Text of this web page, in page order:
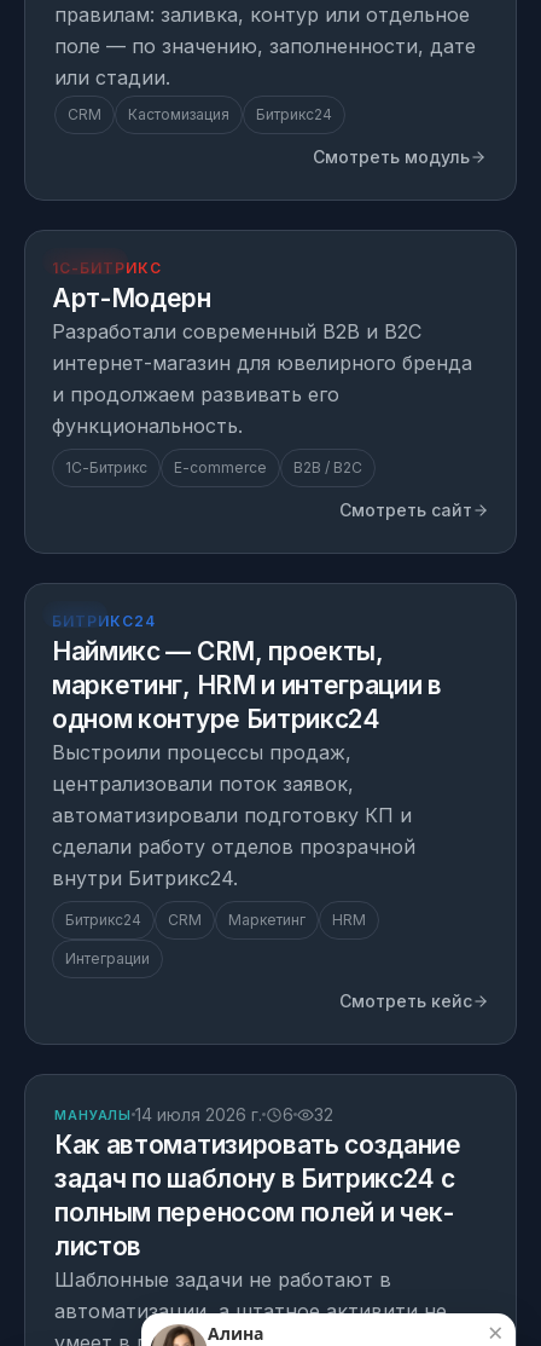
правилам: заливка, контур или отдельное
поле — по значению, заполненности, дате
или стадии.
CRM Кастомизация Битрикс24
Смотреть модуль
ПРОЕКТ
art-modern.ru
1С-БИТРИКС
Арт-Модерн
Разработали современный B2B и B2C
интернет-магазин для ювелирного бренда
и продолжаем развивать его
функциональность.
1С-Битрикс E-commerce B2B / B2C
Смотреть сайт
КЕЙС
БИТРИКС24
Наймикс — CRM, проекты,
маркетинг, HRM и интеграции в
одном контуре Битрикс24
Выстроили процессы продаж,
централизовали поток заявок,
автоматизировали подготовку КП и
сделали работу отделов прозрачной
внутри Битрикс24.
Битрикс24 CRM Маркетинг HRM
Интеграции
Смотреть кейс
МАНУАЛЫ 14 июля 2026 г. 6 32
Как автоматизировать создание
задач по шаблону в Битрикс24 с
полным переносом полей и чек-
листов
Шаблонные задачи не работают в
автоматизации, а штатное активити не
01 Кому подойдёт
02 Преимущества
Установка и внедрение
03 Состав решения